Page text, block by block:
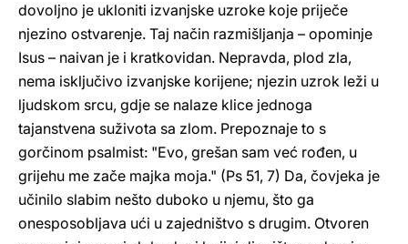
dovoljno je ukloniti izvanjske uzroke koje priječe
njezino ostvarenje. Taj način razmišljanja – opominje
Isus – naivan je i kratkovidan. Nepravda, plod zla,
nema isključivo izvanjske korijene; njezin uzrok leži u
ljudskom srcu, gdje se nalaze klice jednoga
tajanstvena suživota sa zlom. Prepoznaje to s
gorčinom psalmist: "Evo, grešan sam već rođen, u
grijehu me zače majka moja." (Ps 51, 7) Da, čovjeka je
učinilo slabim nešto duboko u njemu, što ga
onesposobljava ući u zajedništvo s drugim. Otvoren